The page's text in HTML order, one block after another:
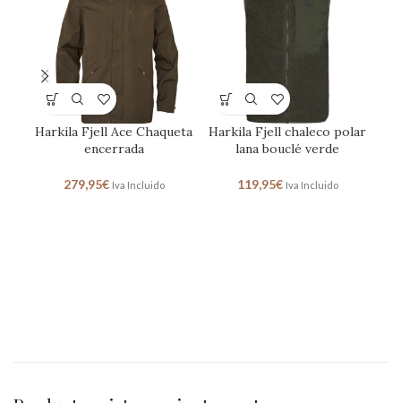
Harkila Fjell Ace Chaqueta
encerrada
279,95€ Iva Incluido
Harkila Fjell chaleco polar
lana bouclé verde
119,95€ Iva Incluido